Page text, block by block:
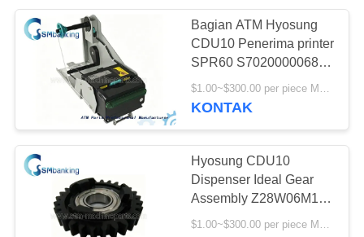
Bagian-bagian ATM
73
Bagian ATM Hyosung
CDU10 Penerima printer
SPR60 S7020000068
7020000068
$1.00~$300.00 per piece MOQ:1
KONTAK
Hyosung CDU10
Dispenser Ideal Gear
Assembly Z28W06M10
S7310000409
$1.00~$300.00 per piece MOQ:1